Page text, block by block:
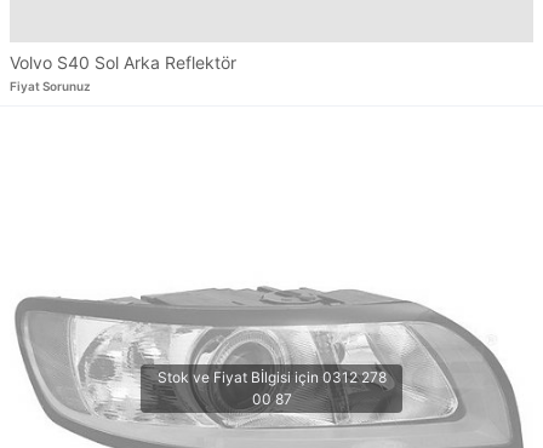
Volvo S40 Sol Arka Reflektör
Fiyat Sorunuz